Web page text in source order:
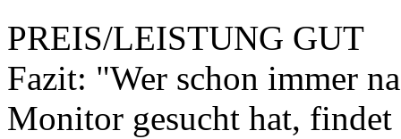
PREIS/LEISTUNG GUT
Fazit: "Wer schon immer
Monitor gesucht hat,